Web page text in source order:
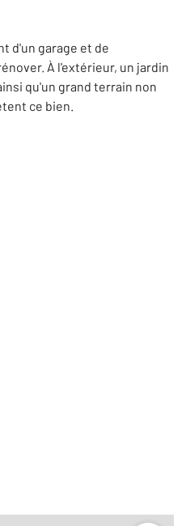
d'un garage et de
À l'extérieur, un jardin
qu'un grand terrain non
ce bien.